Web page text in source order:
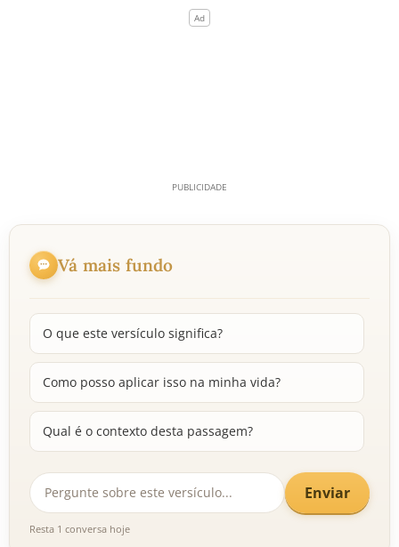
Vá mais fundo
O que este versículo significa?
Como posso aplicar isso na minha vida?
Qual é o contexto desta passagem?
Enviar
Resta 1 conversa hoje